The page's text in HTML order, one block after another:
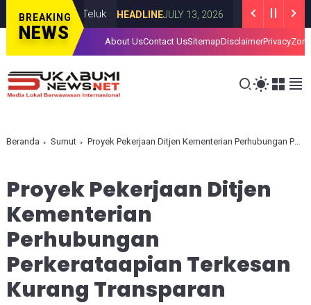
BREAKING
NEWS
Negara Teluk HEADLINEJULY 13, 2026 Roy Suryo dan dr
About UsContact UsSitemapDisclaimerPrivacy
Beranda Sumut Proyek Pekerjaan Ditjen Kementerian Perhubungan Perkerataapian Terkesan Kurang Transparan
Proyek Pekerjaan Ditjen
Kementerian
Perhubungan
Perkerataapian Terkesan
Kurang Transparan